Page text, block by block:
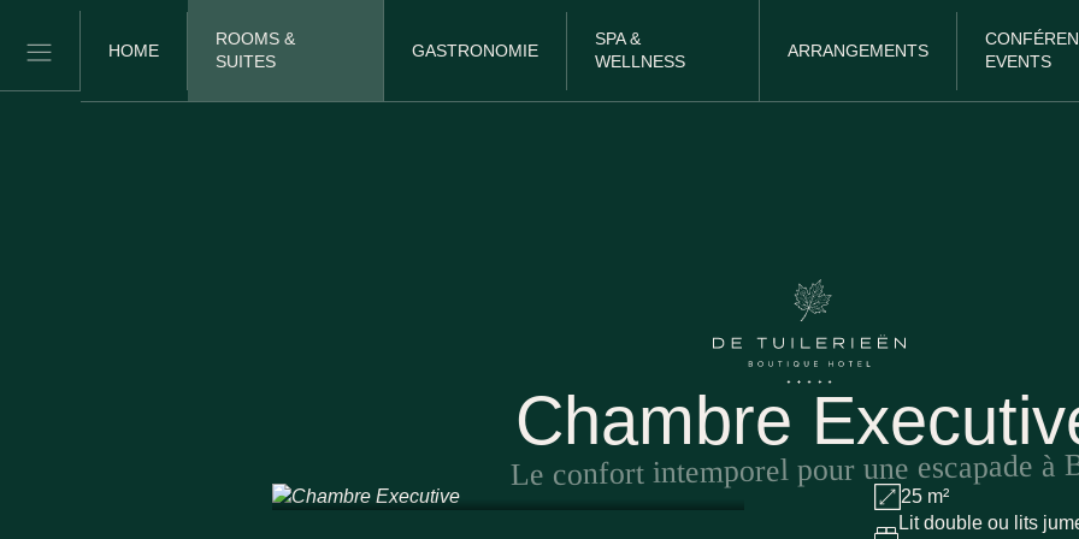
HOME
ROOMS &
SUITES
GASTRONOMIE
SPA &
WELLNESS
ARRANGEMENTS
EVENTS
Chambre
Le confort intemporel pour une escapade à
DÉCOUVRIR CHAMBRE
25 m²
Lit double ou lits